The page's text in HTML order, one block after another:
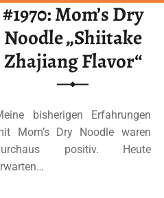
#1970: Mom’s Dry
Noodle „Shiitake
Zhajiang Flavor“
bisherigen Erfahrungen
Mom’s Dry Noodle waren
positiv. Heute